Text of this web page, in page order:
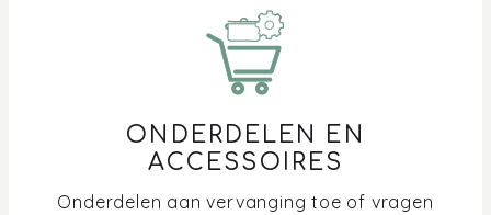
Waarom valt het display van mijn oven uit?
Wat betekent Steam + op het display van mijn oven,
Wat is de tijdsnotatie van mijn oven en microgolf?
ONDERDELEN EN
ACCESSOIRES
Onderdelen aan vervanging toe of vragen